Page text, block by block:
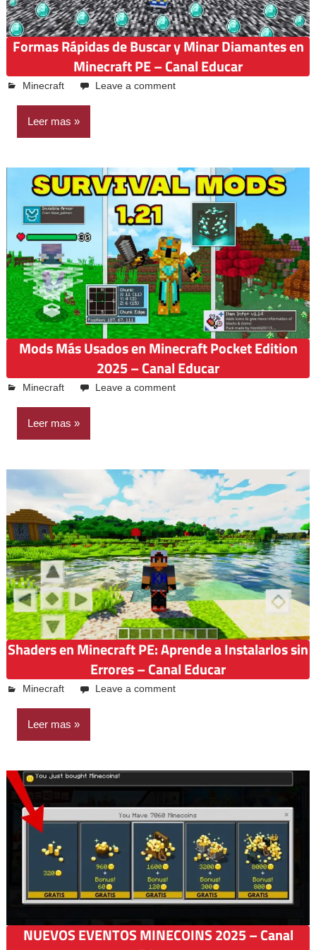
Formas Rápidas de Buscar y Minar Diamantes en
Minecraft PE – Canal Educar
abril 19, 2025
Emilio Casquiño
Minecraft Leave a comment
Leer mas
Mods Más Usados en Minecraft Pocket Edition
2025 – Canal Educar
abril 19, 2025
Emilio Casquiño
Minecraft Leave a comment
Leer mas
Shaders en Minecraft PE: Aprende a Instalarlos sin
Errores – Canal Educar
abril 19, 2025
Emilio Casquiño
Minecraft Leave a comment
Leer mas
NUEVOS EVENTOS MINECOINS 2025 – Canal